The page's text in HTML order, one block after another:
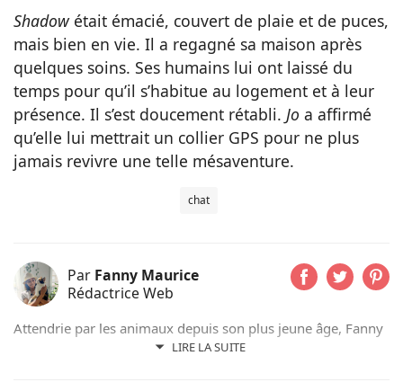
Shadow était émacié, couvert de plaie et de puces,
mais bien en vie. Il a regagné sa maison après
quelques soins. Ses humains lui ont laissé du
temps pour qu’il s’habitue au logement et à leur
présence. Il s’est doucement rétabli. Jo a affirmé
qu’elle lui mettrait un collier GPS pour ne plus
jamais revivre une telle mésaventure.
chat
Par Fanny Maurice
Rédactrice Web
LIRE LA SUITE
Attendrie par les animaux depuis son plus jeune âge, Fanny
n’a jamais vécu sans eux et partage actuellement son